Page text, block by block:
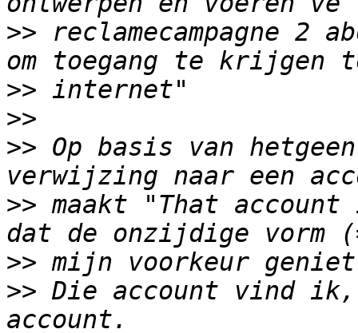
>> reclamecampagne 2
>>
>>
>> Op basis van
>> maakt "That
>>
>> Die account vind